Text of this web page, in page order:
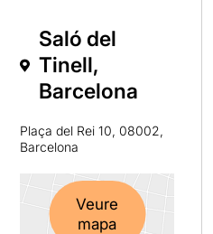
Saló del
Tinell,
Barcelona
Plaça del Rei 10, 08002,
Barcelona
Veure
mapa